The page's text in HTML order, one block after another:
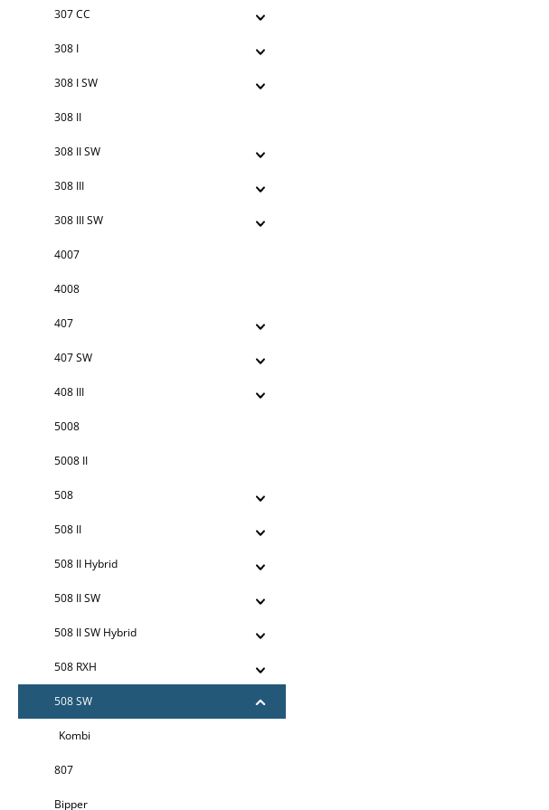
307 CC
308 I
308 I SW
308 II
308 II SW
308 III
308 III SW
4007
4008
407
407 SW
408 III
5008
5008 II
508
508 II
508 II Hybrid
508 II SW
508 II SW Hybrid
508 RXH
508 SW
Kombi
807
Bipper